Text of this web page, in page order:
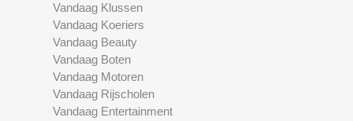
Vandaag Klussen
Vandaag Koeriers
Vandaag Beauty
Vandaag Boten
Vandaag Motoren
Vandaag Rijscholen
Vandaag Entertainment